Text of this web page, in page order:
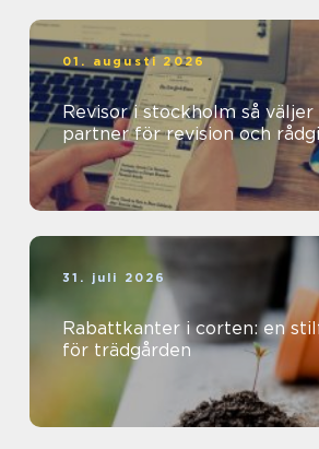
01. augusti 2026
Revisor i stockholm så väljer företag rätt
partner för revision och
31. juli 2026
Rabattkanter i corten: en
för trädgården